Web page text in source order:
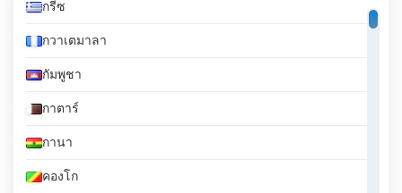
ทรัพย์สินที่มีค่าสำหรับเขต Namur และ Philippeville
ดั้งเดิมหรือความสะดวกสบายของการถ่ายทอดสดและ
การรับชมออนไลน์ Boukè ก็รับประกันว่าผู้ชมสามารถ
ชอบได้อย่างต่อเนื่อง
Boukè รับชมการถ่ายทอดสดออนไลน์ได้แล้ว
กรีซ
กวาเตมาลา
กัมพูชา
กาตาร์
กานา
คองโก